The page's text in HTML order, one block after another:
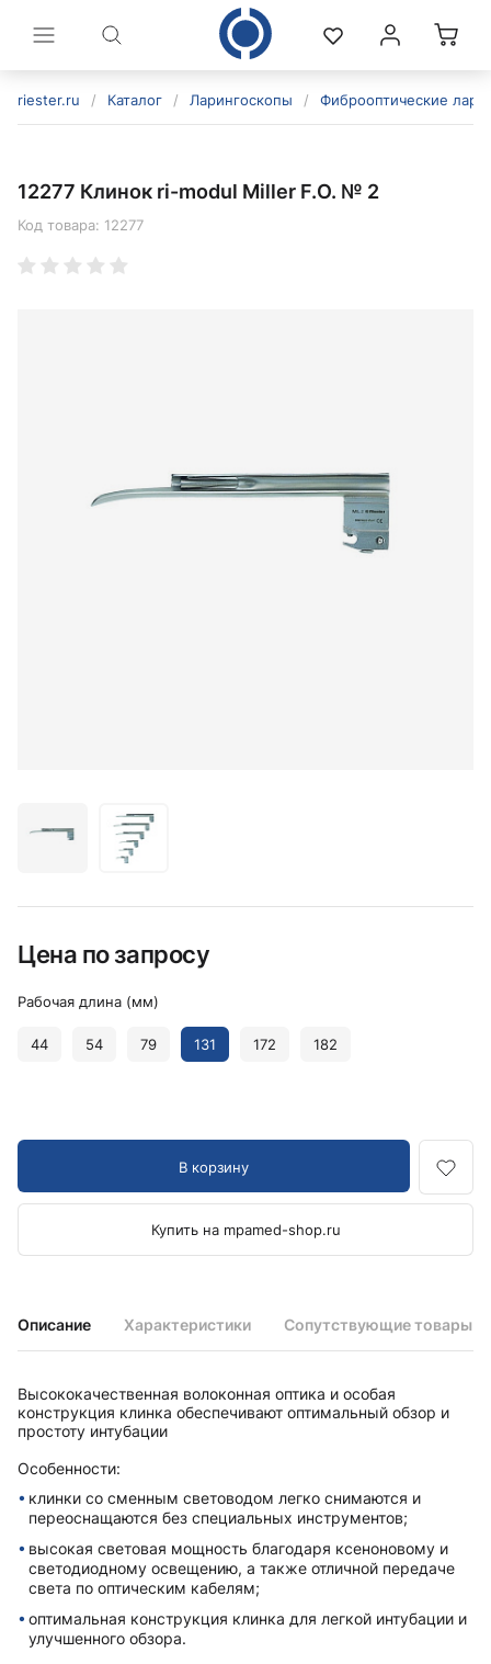
riester.ru / Каталог / Ларингоскопы / Фиброоптические
Описание Характеристики Сопутствующие товары
Высококачественная волоконная оптика и особая
конструкция клинка обеспечивают оптимальный обзор и
простоту интубации
Особенности:
клинки со сменным световодом легко снимаются и
переоснащаются без специальных инструментов;
высокая световая мощность благодаря ксеноновому и
светодиодному освещению, а также отличной передаче
света по оптическим кабелям;
оптимальная конструкция клинка для легкой интубации и
улучшенного обзора.
12277 Клинок ri-modul Miller F.O. № 2
Код товара: 12277
Цена по запросу
Рабочая длина (мм)
44 54 79 131 172 182
В корзину
Купить на mpamed-shop.ru